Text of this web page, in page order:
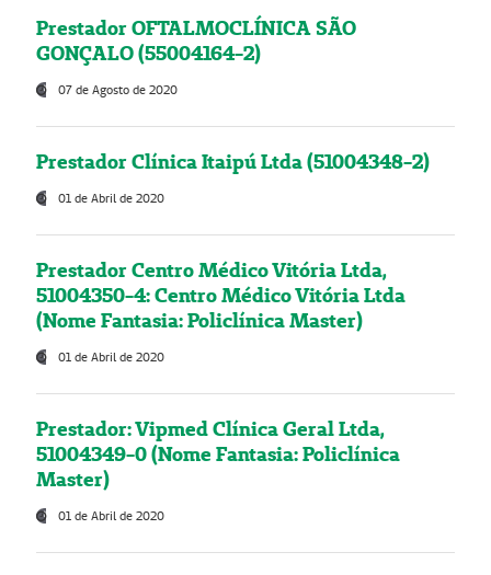
Prestador OFTALMOCLÍNICA SÃO
GONÇALO (55004164-2)
07 de Agosto de 2020
Prestador Clínica Itaipú Ltda (51004348-2)
01 de Abril de 2020
Prestador Centro Médico Vitória Ltda,
51004350-4: Centro Médico Vitória Ltda
(Nome Fantasia: Policlínica Master)
01 de Abril de 2020
Prestador: Vipmed Clínica Geral Ltda,
51004349-0 (Nome Fantasia: Policlínica
Master)
01 de Abril de 2020